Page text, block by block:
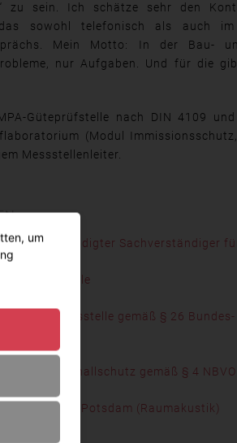
zu sein. Ich schätze sehr den
sowohl telefonisch als auch im
Mein Motto: In der Bau-
nur Aufgaben. Und für die
Güteprüfstelle nach DIN 4109
(Modul
Messstellenleiter.
und vereidigter Sachverständiger
Güteprüfstelle
Messstelle gemäß § 26 Bundes-
für Schallschutz gemäß § 4 NBVO
Potsdam (Raumakustik)
um